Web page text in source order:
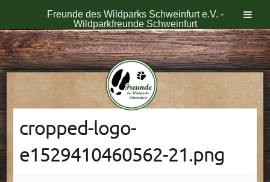
Freunde des Wildparks Schweinfurt e.V. -
Wildparkfreunde Schweinfurt
Skip
to
content
cropped-logo-
e1529410460562-21.png